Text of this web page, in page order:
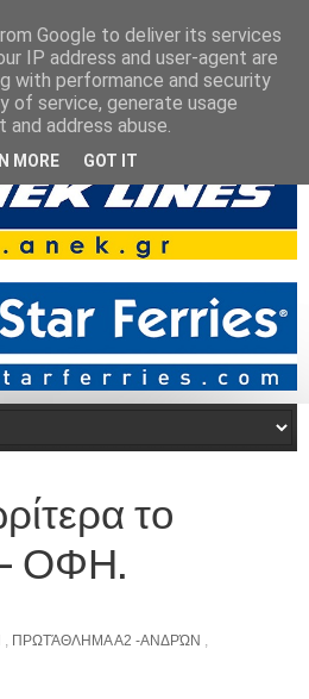
το
ΟΦΗ.
, ΠΡΩΤΆΘΛΗΜΑ Α2 -ΑΝΔΡΏΝ ,
Google to deliver its services
IP address and user-agent are
with performance and security
of service, generate usage
address abuse.
MORE GOT IT